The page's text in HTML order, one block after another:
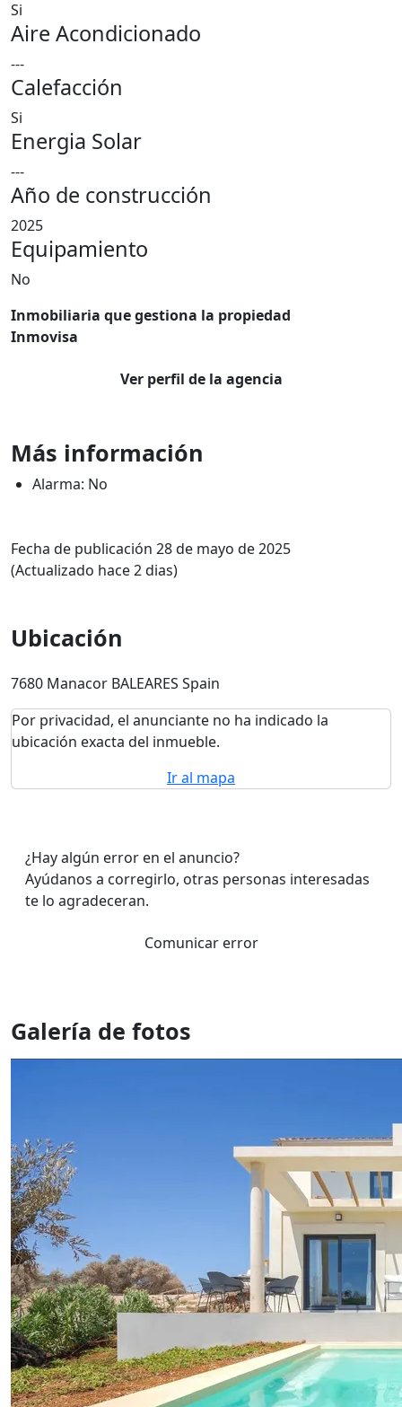
Si
Aire Acondicionado
---
Calefacción
Si
Energia Solar
---
Año de construcción
2025
Equipamiento
No
Inmobiliaria que gestiona la propiedad
Inmovisa
Ver perfil de la agencia
Más información
Alarma: No
Fecha de publicación 28 de mayo de 2025
(Actualizado hace 2 dias)
Ubicación
7680 Manacor BALEARES Spain
Por privacidad, el anunciante no ha indicado la
ubicación exacta del inmueble.
Ir al mapa
¿Hay algún error en el anuncio?
Ayúdanos a corregirlo, otras personas interesadas
te lo agradeceran.
Comunicar error
Galería de fotos